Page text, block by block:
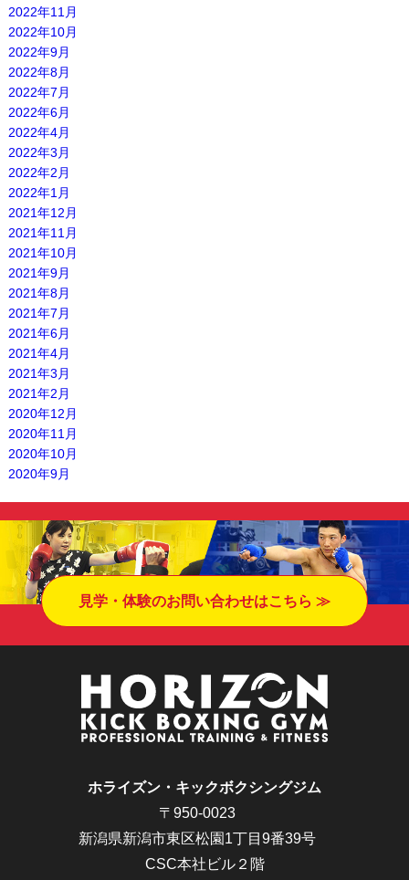
2022年11月
2022年10月
2022年9月
2022年8月
2022年7月
2022年6月
2022年4月
2022年3月
2022年2月
2022年1月
2021年12月
2021年11月
2021年10月
2021年9月
2021年8月
2021年7月
2021年6月
2021年4月
2021年3月
2021年2月
2020年12月
2020年11月
2020年10月
2020年9月
見学・体験のお問い合わせはこちら ≫
ホライズン・キックボクシングジム
〒950-0023
新潟県新潟市東区松園1丁目9番39号
CSC本社ビル２階